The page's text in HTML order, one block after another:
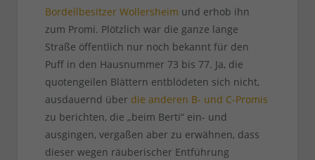
Bordellbesitzer Wollersheim und erhob ihn
zum Promi. Plötzlich war die ganze lange
Straße öffentlich nur noch bekannt für den
Puff in den Hausnummer 73 bis 77. Ja, die
quotengeilen Blättern entblödeten sich nicht,
ausdauernd über die anderen B- und C-Promis
zu berichten, die „beim Berti“ ein- und
ausgingen, vergaßen aber zu erwähnen, dass
dieser wegen räuberischer Entführung